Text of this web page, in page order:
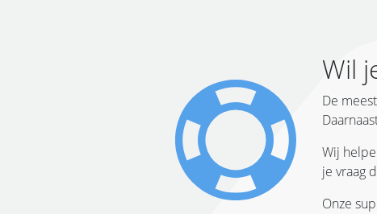
Wil
De
Wij
je vraag
Onze